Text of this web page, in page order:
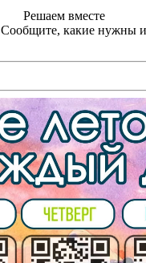
Решаем вместе
Сообщите, какие нужны